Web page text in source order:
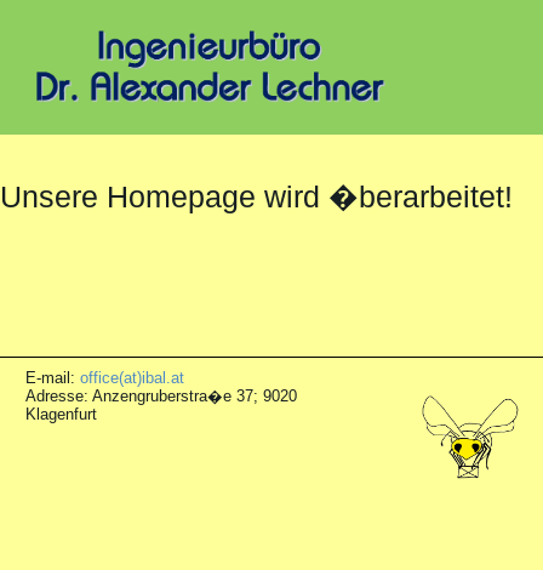
Unsere Homepage wird �berarbeitet!
E-mail: office(at)ibal.at
Adresse: Anzengruberstra�e 37; 9020
Klagenfurt